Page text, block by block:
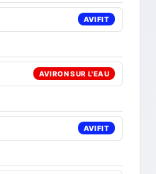
AVIFIT
AVIRON SUR L'EAU
AVIFIT